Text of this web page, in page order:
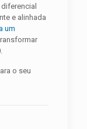
e alinhada
um
o seu